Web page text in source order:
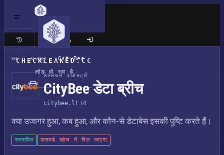
CHECKLEAKED.CC
लोड हो रहा है
क्लासिक साइट
घर / उल्लंघन / CityBee
उल्लंघन रजिस्ट्री
CityBee डेटा ब्रीच
citybee.lt
क्या उजागर हुआ, कब हुआ, और कौन-से डेटाबेस इसकी पुष्टि करते हैं।
सत्यापित पासवर्ड खोज में मिल जाएगा